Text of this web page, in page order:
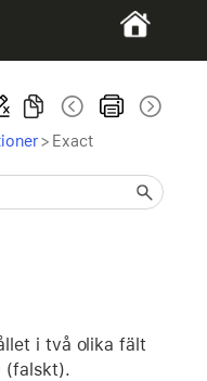
> Exact
i två olika fält
(falskt).